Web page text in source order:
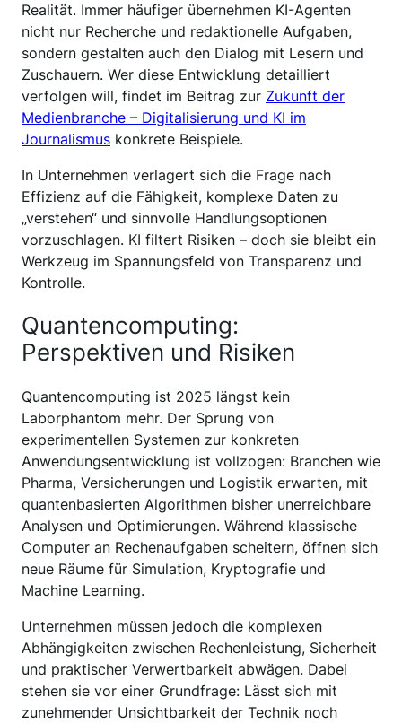
Realität. Immer häufiger übernehmen KI-Agenten
nicht nur Recherche und redaktionelle Aufgaben,
sondern gestalten auch den Dialog mit Lesern und
Zuschauern. Wer diese Entwicklung detailliert
verfolgen will, findet im Beitrag zur Zukunft der
Medienbranche – Digitalisierung und KI im
Journalismus konkrete Beispiele.
In Unternehmen verlagert sich die Frage nach
Effizienz auf die Fähigkeit, komplexe Daten zu
„verstehen“ und sinnvolle Handlungsoptionen
vorzuschlagen. KI filtert Risiken – doch sie bleibt ein
Werkzeug im Spannungsfeld von Transparenz und
Kontrolle.
Quantencomputing:
Perspektiven und Risiken
Quantencomputing ist 2025 längst kein
Laborphantom mehr. Der Sprung von
experimentellen Systemen zur konkreten
Anwendungsentwicklung ist vollzogen: Branchen wie
Pharma, Versicherungen und Logistik erwarten, mit
quantenbasierten Algorithmen bisher unerreichbare
Analysen und Optimierungen. Während klassische
Computer an Rechenaufgaben scheitern, öffnen sich
neue Räume für Simulation, Kryptografie und
Machine Learning.
Unternehmen müssen jedoch die komplexen
Abhängigkeiten zwischen Rechenleistung, Sicherheit
und praktischer Verwertbarkeit abwägen. Dabei
stehen sie vor einer Grundfrage: Lässt sich mit
zunehmender Unsichtbarkeit der Technik noch